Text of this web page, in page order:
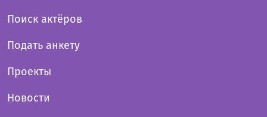
Поиск актёров
Подать анкету
Проекты
Новости